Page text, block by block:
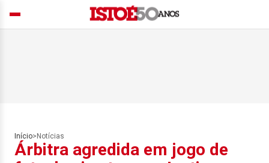
Início> Notícias
Árbitra agredida em jogo de